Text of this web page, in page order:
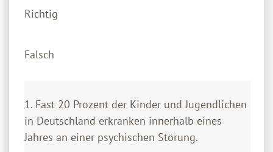
Richtig
Falsch
1. Fast 20 Prozent der Kinder und Jugendlichen
in Deutschland erkranken innerhalb eines
Jahres an einer psychischen Störung.